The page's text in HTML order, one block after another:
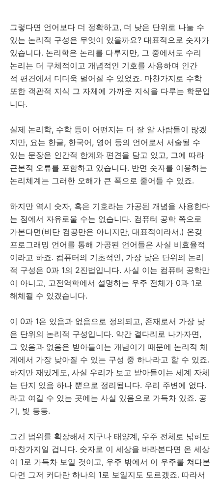
그렇다면 언어보다 더 정확하고, 더 낮은 단위로 나눌 수
있는 논리적 구성은 무엇이 있을까요? 대표적으로 숫자가
있습니다. 논리학은 논리를 다루지만, 그 중에서도 수리
논리는 더 구체적이고 개념적인 기호를 사용하며 인간
적 편견에서 더더욱 멀어질 수 있었죠. 마찬가지로 수학
또한 객관적 지식 그 자체에 가까운 지식을 다루는 학문입
니다.
실제 논리학, 수학 등이 어떤지는 더 잘 알 사람들이 많겠
지만, 요는 한글, 한국어, 영어 등의 언어로서 서술될 수
있는 문장은 인간적 한계와 편견을 담고 있고, 그에 따라
근본적 오류를 포함하고 있습니다. 반면 숫자를 이용하는
논리체계는 그러한 오해가 큰 폭으로 줄어들 수 있죠.
하지만 역시 숫자, 혹은 기호라는 가공된 개념을 사용한다
는 점에서 자유로울 수는 없습니다. 컴퓨터 공학 쪽으로
가본다면(비단 컴공만은 아니지만, 대표적이라서.) 온갖
프로그래밍 언어를 통해 가공된 언어들은 사실 비효율적
이라고 하죠. 컴퓨터의 기초적인, 가장 낮은 단위의 논리
적 구성은 0과 1의 2진법입니다. 사실 이는 컴퓨터 공학만
이 아니고, 고전역학에서 설명하는 우주 전체가 0과 1로
해체될 수 있겠습니다.
이 0과 1은 있음과 없음으로 정의되고, 존재로서 가장 낮
은 단위의 논리적 구성입니다. 약간 곁다리로 나가자면,
그 있음과 없음은 받아들이는 개념이기 때문에 논리적 체
계에서 가장 낮아질 수 있는 구성 중 하나라고 할 수 있죠.
하지만 재밌게도, 사실 우리가 보고 받아들이는 세계 자체
는 단지 있음 하나 뿐으로 정리됩니다. 우리 주변에 없다.
라고 여길 수 있는 곳에는 사실 있음으로 가득차 있죠. 공
기, 빛 등등.
그건 범위를 확장해서 지구나 태양계, 우주 전체로 넓혀도
마찬가지일 겁니다. 숫자로 이 세상을 바라본다면 온 세상
이 1로 가득차 보일 것이고, 우주 밖에서 이 우주룰 쳐다본
다면 그저 커다란 하나의 1로 보일지도 모르겠죠. 따라서